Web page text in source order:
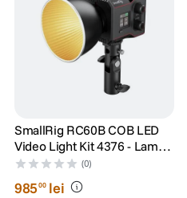
SmallRig RC60B COB LED
Video Light Kit 4376 - Lampa
LED Bicolor 2700 - 6500K
60W
(0)
98500 lei